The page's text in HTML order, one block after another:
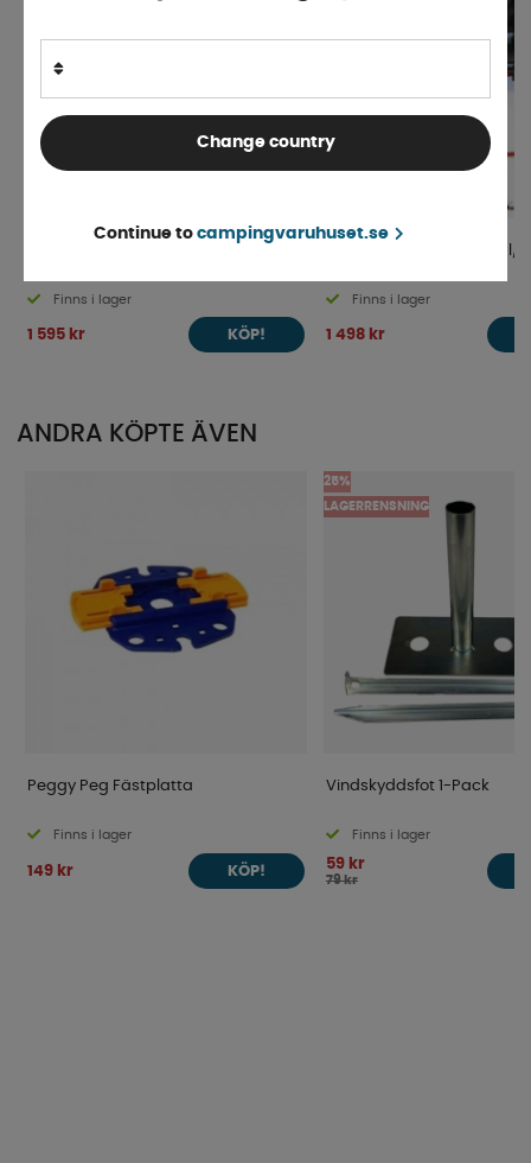
Finns i lager
1 595 kr KÖP!
SHURFLO Trail King 12V 7 l/
Finns i lager
1 498 kr
ANDRA KÖPTE ÄVEN
Peggy Peg Fästplatta
Finns i lager
149 kr KÖP!
25%
LAGERRENSNING
Vindskyddsfot 1-Pack
Finns i lager
59 kr
79 kr
Change country
Continue to campingvaruhuset.se